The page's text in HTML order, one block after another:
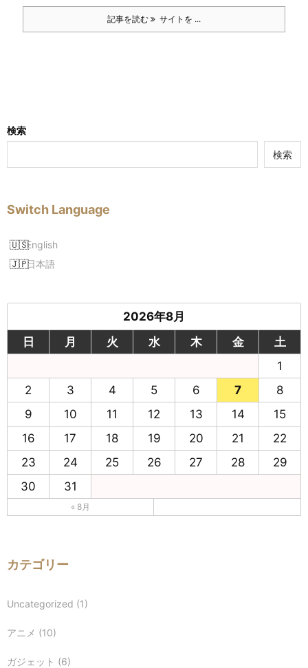
記事を読む サイトを ...
検索
検索
Switch Language
English
日本語
2026年8月
日
月 火 水 木 金
土
1
2
3 4 5 6 7
8
9
10 11 12 13 14
15
16
17 18 19 20 21
22
23
24 25 26 27 28
29
30
31
« 8月
カテゴリー
Uncategorized (1)
アニメ (10)
ガジェット (6)